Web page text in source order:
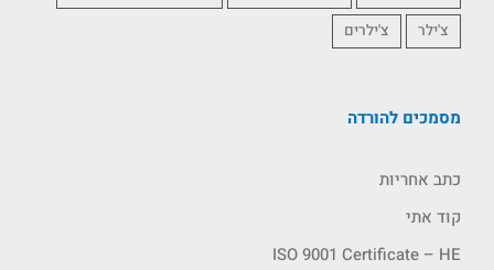
צ'ילר
צ'ילרים
מסמכים להורדה
כתב אחריות
קוד אתי
ISO 9001 Certificate – HE